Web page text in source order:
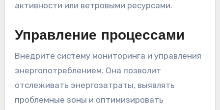
активности или ветровыми ресурсами.
Управление процессами
Внедрите систему мониторинга и управления
энергопотреблением. Она позволит
отслеживать энергозатраты, выявлять
проблемные зоны и оптимизировать